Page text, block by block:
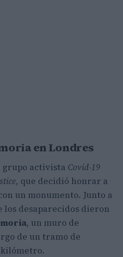
en Londres
activista Covid-19
, que decidió honrar a
un monumento. Junto a
desaparecidos dieron
, un muro de
de un tramo de